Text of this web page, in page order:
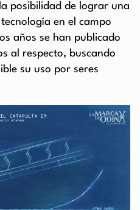
posibilidad de lograr una
en el campo
años se han publicado
al respecto, buscando
su uso por seres